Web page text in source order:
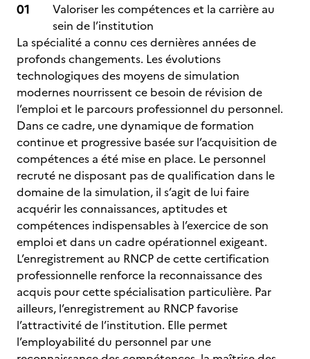
Valoriser les compétences et la carrière au
sein de l’institution
La spécialité a connu ces dernières années de
profonds changements. Les évolutions
technologiques des moyens de simulation
modernes nourrissent ce besoin de révision de
l’emploi et le parcours professionnel du personnel.
Dans ce cadre, une dynamique de formation
continue et progressive basée sur l’acquisition de
compétences a été mise en place. Le personnel
recruté ne disposant pas de qualification dans le
domaine de la simulation, il s’agit de lui faire
acquérir les connaissances, aptitudes et
compétences indispensables à l’exercice de son
emploi et dans un cadre opérationnel exigeant.
L’enregistrement au RNCP de cette certification
professionnelle renforce la reconnaissance des
acquis pour cette spécialisation particulière. Par
ailleurs, l’enregistrement au RNCP favorise
l’attractivité de l’institution. Elle permet
l’employabilité du personnel par une